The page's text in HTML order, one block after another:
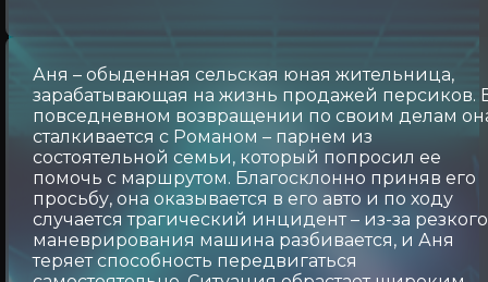
Аня – обыденная сельская юная жительница,
зарабатывающая на жизнь продажей персиков.
повседневном возвращении по своим делам
сталкивается с Романом – парнем из
состоятельной семьи, который попросил ее
помочь с маршрутом. Благосклонно приняв его
просьбу, она оказывается в его авто и по ходу
случается трагический инцидент – из-за резкого
маневрирования машина разбивается, и Аня
теряет способность передвигаться